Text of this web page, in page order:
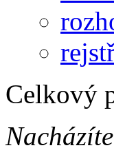
Celkový